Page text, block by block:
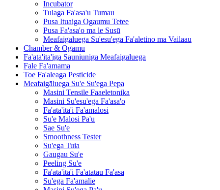
Incubator
Tulaga Fa'asa'u Tumau
Pusa Ituaiga Ogaumu Tetee
Pusa Fa'asa'o ma le Susū
Meafaigaluega Su'esu'ega Fa'aletino ma Vailaau
Chamber & Ogamu
Fa'ata'ita'iga Sauniuniga Meafaigaluega
Fale Fa'amama
Toe Fa'aleaga Pesticide
Meafaigāluega Su'e Su'ega Pepa
Masini Tensile Faaeletonika
Masini Su'esu'ega Fa'asa'o
Fa'ata'ita'i Fa'amalosi
Su'e Malosi Pa'u
Sae Su'e
Smoothness Tester
Su'ega Tuia
Gaugau Su'e
Peeling Su'e
Fa'ata'ita'i Fa'atatau Fa'asa
Su'ega Fa'amalie